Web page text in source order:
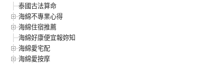
泰國古法算命
海綿不專業心得
海綿住宿推薦
海綿好康便宜報妳知
海綿愛宅配
海綿愛按摩